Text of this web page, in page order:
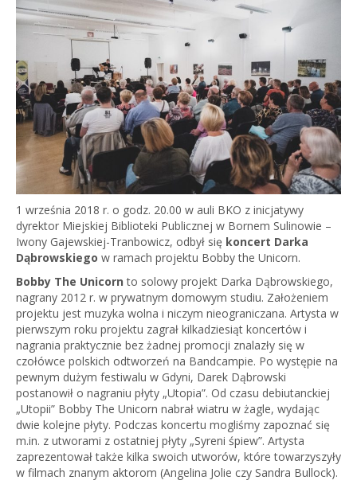
1 września 2018 r. o godz. 20.00 w auli BKO z inicjatywy
dyrektor Miejskiej Biblioteki Publicznej w Bornem Sulinowie –
Iwony Gajewskiej-Tranbowicz, odbył się koncert Darka
Dąbrowskiego w ramach projektu Bobby the Unicorn.
Bobby The Unicorn to solowy projekt Darka Dąbrowskiego,
nagrany 2012 r. w prywatnym domowym studiu. Założeniem
projektu jest muzyka wolna i niczym nieograniczana. Artysta w
pierwszym roku projektu zagrał kilkadziesiąt koncertów i
nagrania praktycznie bez żadnej promocji znalazły się w
czołówce polskich odtworzeń na Bandcampie. Po występie na
pewnym dużym festiwalu w Gdyni, Darek Dąbrowski
postanowił o nagraniu płyty „Utopia”. Od czasu debiutanckiej
„Utopii” Bobby The Unicorn nabrał wiatru w żagle, wydając
dwie kolejne płyty. Podczas koncertu mogliśmy zapoznać się
m.in. z utworami z ostatniej płyty „Syreni śpiew”. Artysta
zaprezentował także kilka swoich utworów, które towarzyszyły
w filmach znanym aktorom (Angelina Jolie czy Sandra Bullock).